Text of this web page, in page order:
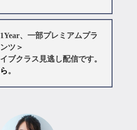
、一部プレミアムプラ
ツ＞
ブクラス見逃し配信です。
。